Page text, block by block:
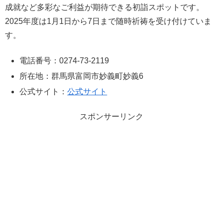
成就など多彩なご利益が期待できる初詣スポットです。
2025年度は1月1日から7日まで随時祈祷を受け付けていま
す。
電話番号：0274-73-2119
所在地：群馬県富岡市妙義町妙義6
公式サイト：公式サイト
スポンサーリンク